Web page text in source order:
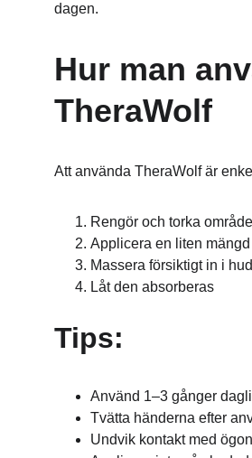
dagen.
Hur man
TheraWolf
Att använda TheraWolf är
Rengör och torka
Applicera en liten
Massera försiktigt in i
Låt den absorberas
Tips:
Använd 1–3 gånger
Tvätta händerna efter
Undvik kontakt med ögon